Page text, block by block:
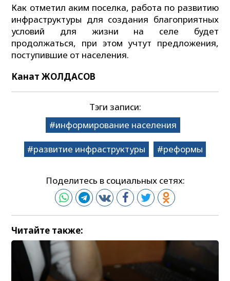
Как отметил аким поселка, работа по развитию
инфраструктуры для создания благоприятных
условий для жизни на селе будет
продолжаться, при этом учтут предложения,
поступившие от населения.
Канат ЖОЛДАСОВ
Тэги записи:
информирование населения
развитие инфраструктуры реформы
Поделитесь в социальных сетях:
Читайте также: